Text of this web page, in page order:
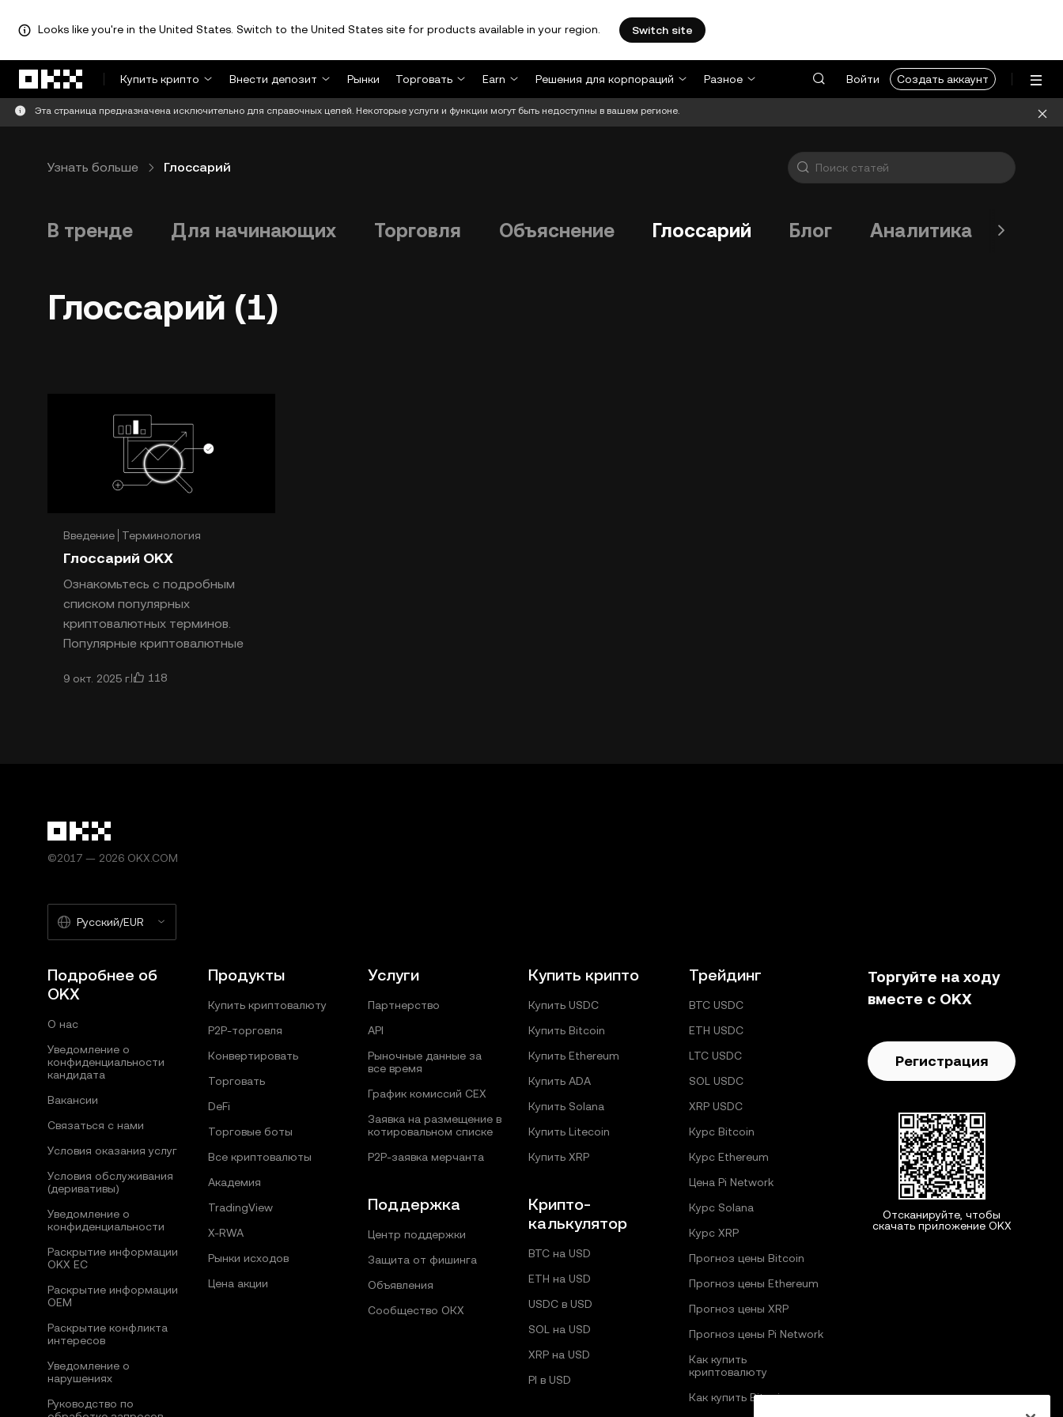
Looks like you're in the United States. Switch to the United States site for products available in your region. Switch site
Купить крипто
Внести депозит Рынки Торговать Earn Решения для корпораций Разное Войти Создать аккаунт
Эта страница предназначена исключительно для справочных целей. Некоторые услуги и функции могут быть недоступны в вашем регионе.
Узнать больше Глоссарий
В тренде Для начинающих Торговля Объяснение Глоссарий Блог Аналитика
Глоссарий (1)
Введение Терминология
Глоссарий OKX
Ознакомьтесь с подробным
списком популярных
криптовалютных терминов.
Популярные криптовалютные
технология распределенного
9 окт. 2025 г. 118
©2017 — 2026 OKX.COM
Русский/EUR
Подробнее об
OKX
О нас
Уведомление о
конфиденциальности
кандидата
Вакансии
Связаться с нами
Условия оказания услуг
Условия обслуживания
(деривативы)
Уведомление о
конфиденциальности
Раскрытие информации
OKX ЕС
Раскрытие информации
OEM
Раскрытие конфликта
интересов
Уведомление о
нарушениях
Руководство по
Продукты
Купить криптовалюту
P2P-торговля
Конвертировать
Торговать
DeFi
Торговые боты
Все криптовалюты
Академия
TradingView
X-RWA
Рынки исходов
Цена акции
Услуги
Партнерство
API
Рыночные данные за
все время
График комиссий CEX
Заявка на размещение в
котировальном списке
P2P‑заявка мерчанта
Поддержка
Центр поддержки
Защита от фишинга
Объявления
Сообщество ОКХ
Купить крипто
Купить USDC
Купить Bitcoin
Купить Ethereum
Купить ADA
Купить Solana
Купить Litecoin
Купить XRP
Крипто-
калькулятор
BTC на USD
ETH на USD
USDC в USD
SOL на USD
XRP на USD
PI в USD
Трейдинг
BTC USDC
ETH USDC
LTC USDC
SOL USDC
XRP USDC
Курс Bitcoin
Курс Ethereum
Цена Pi Network
Курс Solana
Курс XRP
Прогноз цены Bitcoin
Прогноз цены Ethereum
Прогноз цены XRP
Прогноз цены Pi Network
Как купить
криптовалюту
Как купить Bitcoin
Торгуйте на ходу
вместе с OKX
Регистрация
Отсканируйте, чтобы
скачать приложение OKX